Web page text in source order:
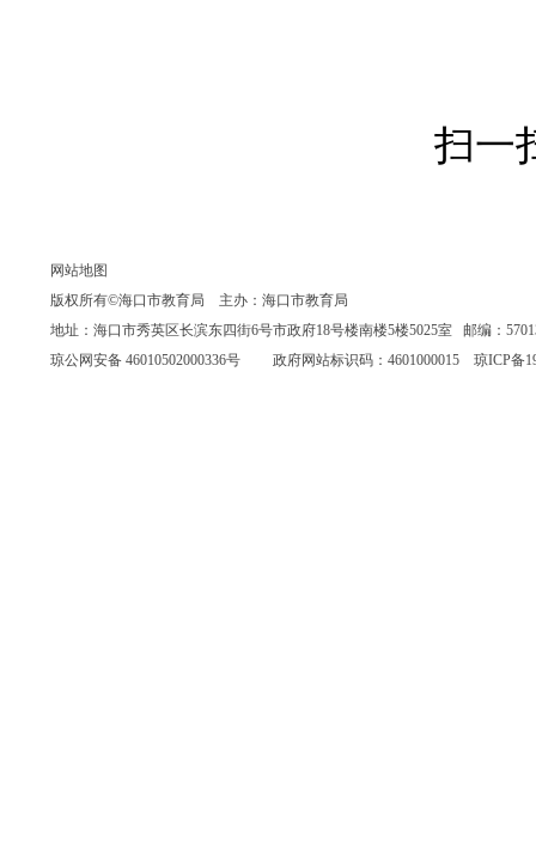
扫一
网站地图
版权所有©海口市教育局 主办：海口市教育局
地址：海口市秀英区长滨东四街6号市政府18号楼南楼5楼5025室 邮编：
琼公网安备 46010502000336号 政府网站标识码：4601000015 琼ICP备